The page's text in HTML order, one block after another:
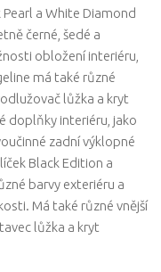
a White Diamond
černé, šedé a
obložení interiéru,
má také různé
lůžka a kryt
doplňky interiéru, jako
zadní výklopné
Black Edition a
barvy exteriéru a
Má také různé vnější
lůžka a kryt